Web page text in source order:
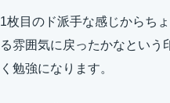
1枚目のド派手な感じからち
る雰囲気に戻ったかなという
く勉強になります。